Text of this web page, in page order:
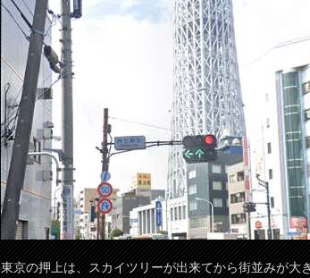
東京の押上は、スカイツリーが出来てから街並みが大